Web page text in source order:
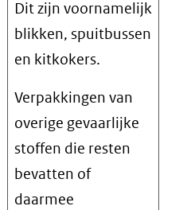
Dit zijn voornamelijk
blikken, spuitbussen
en kitkokers.
Verpakkingen van
overige gevaarlijke
stoffen die resten
bevatten of
daarmee